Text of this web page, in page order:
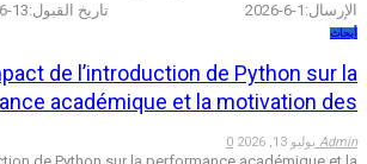
الإرسال:1-6-2026 تاريخ القبول:13-6-2026 ملخص البحث…
أبحاث
de l’introduction de Python sur la
académique et la motivation des…
Admin يوليو 13, 2026 0